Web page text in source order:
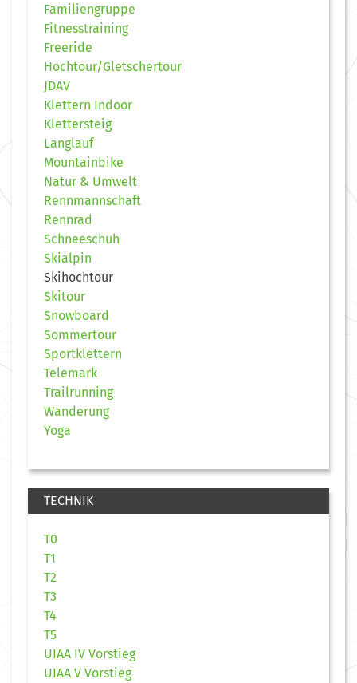
Familiengruppe
Fitnesstraining
Freeride
Hochtour/Gletschertour
JDAV
Klettern Indoor
Klettersteig
Langlauf
Mountainbike
Natur & Umwelt
Rennmannschaft
Rennrad
Schneeschuh
Skialpin
Skihochtour
Skitour
Snowboard
Sommertour
Sportklettern
Telemark
Trailrunning
Wanderung
Yoga
TECHNIK
T0
T1
T2
T3
T4
T5
UIAA IV Vorstieg
UIAA V Vorstieg